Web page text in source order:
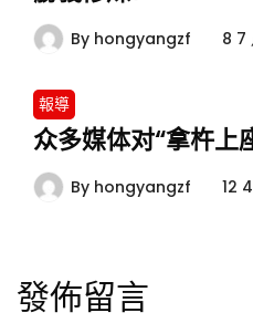
By hongyangzf 8 7
報導
众多媒体对“拿杵上
By hongyangzf 12
發佈留言